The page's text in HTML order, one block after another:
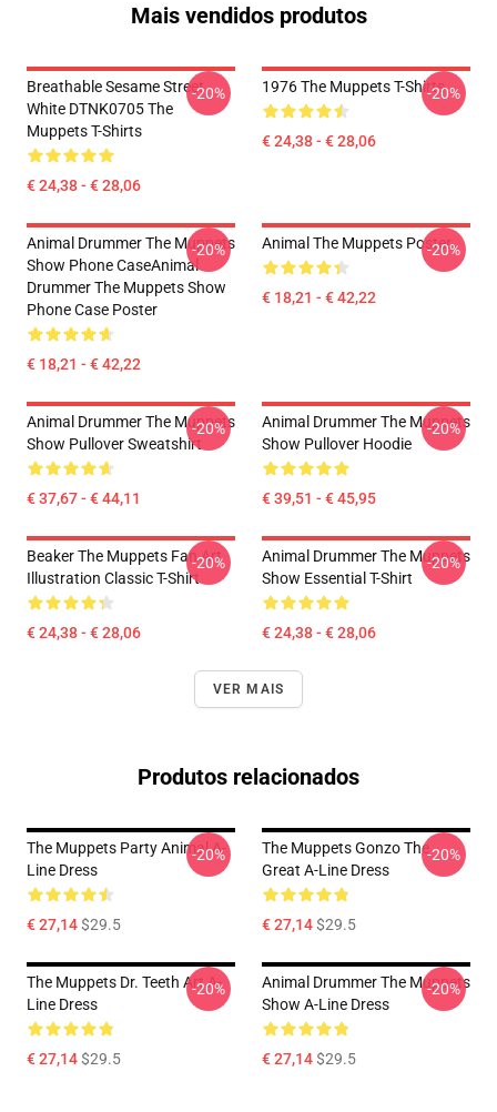
Mais vendidos produtos
Breathable Sesame Street
White DTNK0705 The
Muppets T-Shirts
€ 24,38 - € 28,06
-20% 1976 The Muppets T-Shirts
€ 24,38 - € 28,06
-20%
Animal Drummer The Muppets
Show Phone CaseAnimal
Drummer The Muppets Show
Phone Case Poster
€ 18,21 - € 42,22
-20% Animal The Muppets Poster
€ 18,21 - € 42,22
-20%
Animal Drummer The Muppets
Show Pullover Sweatshirt
€ 37,67 - € 44,11
-20%
Animal Drummer The Muppets
Show Pullover Hoodie
€ 39,51 - € 45,95
-20%
Beaker The Muppets Fan Art
Illustration Classic T-Shirt
€ 24,38 - € 28,06
-20%
Animal Drummer The Muppets
Show Essential T-Shirt
€ 24,38 - € 28,06
-20%
VER MAIS
Produtos relacionados
The Muppets Party Animal A-
Line Dress
€ 27,14$29.5
-20%
The Muppets Gonzo The
Great A-Line Dress
€ 27,14$29.5
-20%
The Muppets Dr. Teeth Art A-
Line Dress
€ 27,14$29.5
-20%
Animal Drummer The Muppets
Show A-Line Dress
€ 27,14$29.5
-20%